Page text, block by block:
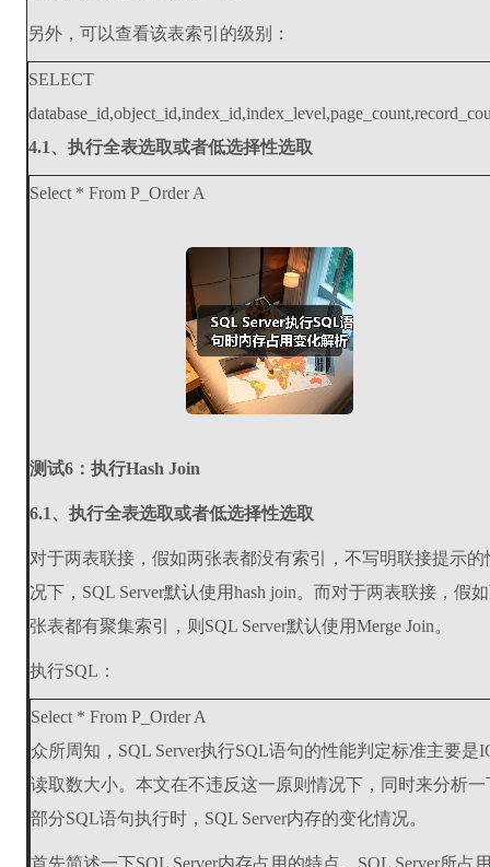
另外，可以查看该表索引的级别：
SELECT
4.1、执行全表选取或者低选择性选取
Select * From P_Order A
测试6：执行Hash Join
6.1、执行全表选取或者低选择性选取
对于两表联接，假如两张表都没有索引，不写明联接提示的
况下，SQL Server默认使用hash join。而对于两表联接，假
张表都有聚集索引，则SQL Server默认使用Merge Join。
执行SQL：
Select * From P_Order A
众所周知，SQL Server执行SQL语句的性能判定标准主要是
读取数大小。本文在不违反这一原则情况下，同时来分析一
部分SQL语句执行时，SQL Server内存的变化情况。